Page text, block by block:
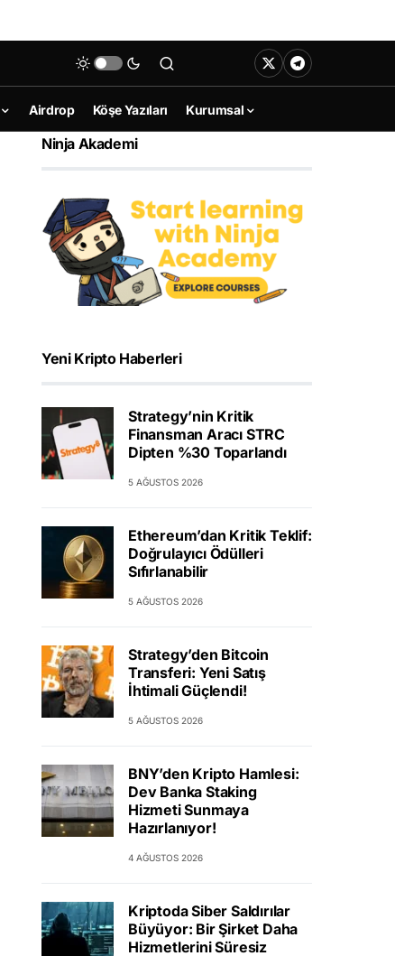
Airdrop Köşe Yazıları Kurumsal
Ninja Akademi
Yeni Kripto Haberleri
Strategy’nin Kritik
Finansman Aracı STRC
Dipten %30 Toparlandı
5 AĞUSTOS 2026
Ethereum’dan Kritik Teklif:
Doğrulayıcı Ödülleri
Sıfırlanabilir
5 AĞUSTOS 2026
Strategy’den Bitcoin
Transferi: Yeni Satış
İhtimali Güçlendi!
5 AĞUSTOS 2026
BNY’den Kripto Hamlesi:
Dev Banka Staking
Hizmeti Sunmaya
Hazırlanıyor!
4 AĞUSTOS 2026
Kriptoda Siber Saldırılar
Büyüyor: Bir Şirket Daha
Hizmetlerini Süresiz